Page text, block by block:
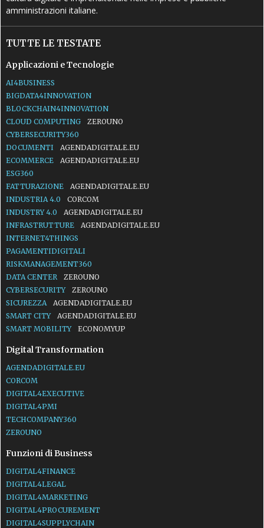
amministrazioni italiane.
TUTTE LE TESTATE
Applicazioni e Tecnologie
AI4BUSINESS
BIGDATA4INNOVATION
BLOCKCHAIN4INNOVATION
CLOUD COMPUTING
ZEROUNO
CYBERSECURITY360
DOCUMENTI
AGENDADIGITALE.EU
ECOMMERCE
AGENDADIGITALE.EU
ESG360
FATTURAZIONE
AGENDADIGITALE.EU
INDUSTRIA 4.0
CORCOM
INDUSTRY 4.0
AGENDADIGITALE.EU
INFRASTRUTTURE
AGENDADIGITALE.EU
INTERNET4THINGS
PAGAMENTIDIGITALI
RISKMANAGEMENT360
DATA CENTER
ZEROUNO
CYBERSECURITY
ZEROUNO
SICUREZZA
AGENDADIGITALE.EU
SMART CITY
AGENDADIGITALE.EU
SMART MOBILITY
ECONOMYUP
Digital Transformation
AGENDADIGITALE.EU
CORCOM
DIGITAL4EXECUTIVE
DIGITAL4PMI
TECHCOMPANY360
ZEROUNO
Funzioni di Business
DIGITAL4FINANCE
DIGITAL4LEGAL
DIGITAL4MARKETING
DIGITAL4PROCUREMENT
DIGITAL4SUPPLYCHAIN